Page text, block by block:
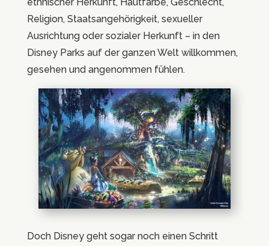
Religion, Staatsangehörigkeit, sexueller
Ausrichtung oder sozialer Herkunft – in den
Disney Parks auf der ganzen Welt willkommen,
gesehen und angenommen fühlen.
Doch Disney geht sogar noch einen Schritt